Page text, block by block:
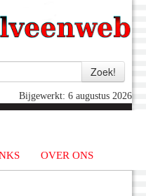
Bijgewerkt: 6 augustus 2026
OVER ONS